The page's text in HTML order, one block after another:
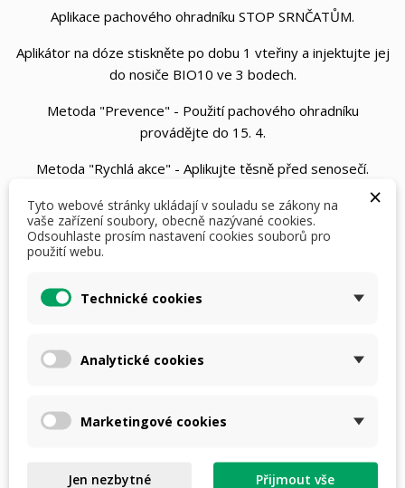
Aplikace pachového ohradníku STOP SRNČATŮM.
Aplikátor na dóze stiskněte po dobu 1 vteřiny a injektujte jej
do nosiče BIO10 ve 3 bodech.
Metoda "Prevence" - Použití pachového ohradníku
provádějte do 15. 4.
Metoda "Rychlá akce" - Aplikujte těsně před senosečí.
Koncentrát pachové látky 250 ml je pro aplikaci 80 nosičů za
předpokladu, že jej injektujete ve 3 místech.
Skladujte v suchém prostředí při teplotách od +5°C do
Hmotnost 340g.
pomůcky.
vždy přečtěte označení a informace o přípravku.
×
Tyto webové stránky ukládají v souladu se zákony na
vaše zařízení soubory, obecně nazývané cookies.
Odsouhlaste prosím nastavení cookies souborů pro
použití webu.
Technické cookies
Analytické cookies
Marketingové cookies
Jen nezbytné
Přijmout vše